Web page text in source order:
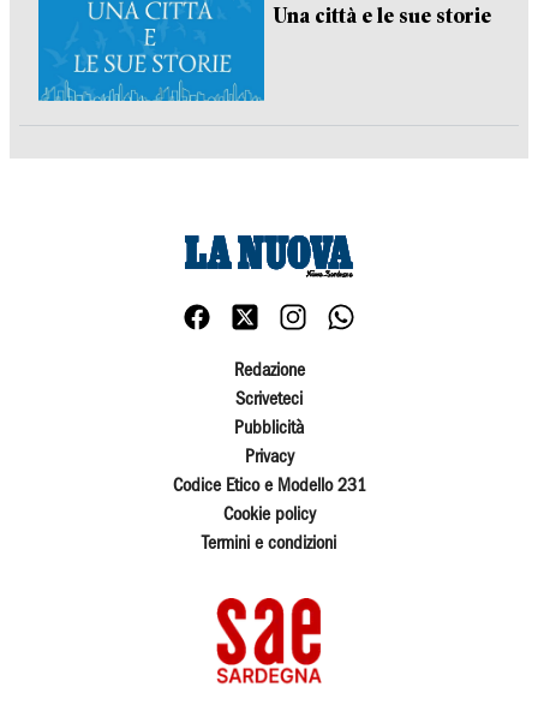
Una città e le sue storie
Redazione
Scriveteci
Pubblicità
Privacy
Codice Etico e Modello 231
Cookie policy
Termini e condizioni